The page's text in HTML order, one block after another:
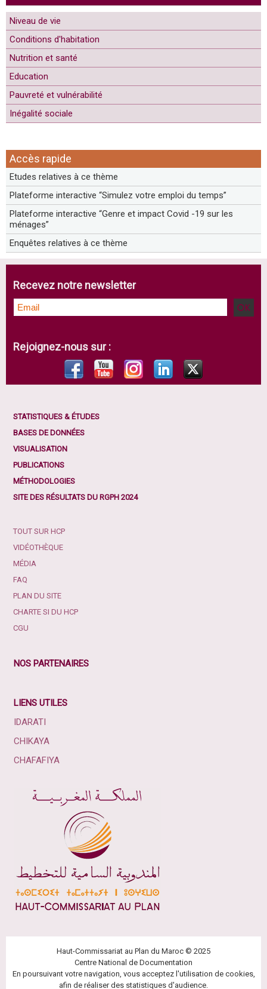
Niveau de vie
Conditions d'habitation
Nutrition et santé
Education
Pauvreté et vulnérabilité
Inégalité sociale
Accès rapide
Etudes relatives à ce thème
Plateforme interactive “Simulez votre emploi du temps”
Plateforme interactive “Genre et impact Covid -19 sur les
ménages”
Enquêtes relatives à ce thème
Recevez notre newsletter
Rejoignez-nous sur :
STATISTIQUES & ÉTUDES
BASES DE DONNÉES
VISUALISATION
PUBLICATIONS
MÉTHODOLOGIES
SITE DES RÉSULTATS DU RGPH 2024
TOUT SUR HCP
VIDÉOTHÈQUE
MÉDIA
FAQ
PLAN DU SITE
CHARTE SI DU HCP
CGU
NOS PARTENAIRES
LIENS UTILES
IDARATI
CHIKAYA
CHAFAFIYA
Haut-Commissariat au Plan du Maroc © 2025
Centre National de Documentation
En poursuivant votre navigation, vous acceptez l'utilisation de cookies,
afin de réaliser des statistiques d'audience.